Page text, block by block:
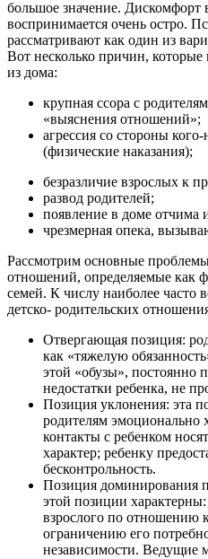
большое значение. Дискомфорт
воспринимается очень остро.
рассматривают как один из
Вот несколько причин, которые
из дома:
крупная ссора с
«выяснения отношений»;
агрессия со стороны
(физические наказания);
безразличие взрослых к
развод родителей;
появление в доме отчима
чрезмерная опека,
Рассмотрим основные
отношений, определяемые как
семей. К числу наиболее часто
детско- родительских
Отвергающая позиция:
как «тяжелую
этой «обузы», постоянно
недостатки ребенка, не
Позиция уклонения: эта
родителям
контакты с ребенком
характер; ребенку
бесконтрольность.
Позиция доминирования
этой позиции
взрослого по отношению
ограничению его
независимости. Ведущие